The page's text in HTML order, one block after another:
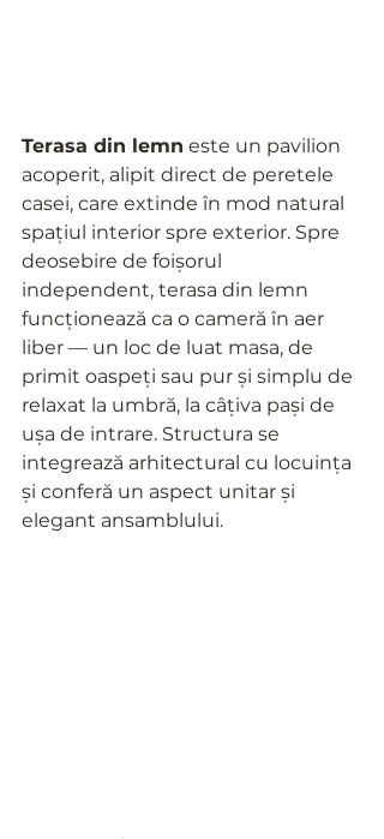
Terasa din lemn este un pavilion
acoperit, alipit direct de peretele
casei, care extinde în mod natural
spațiul interior spre exterior. Spre
deosebire de foișorul
independent, terasa din lemn
funcționează ca o cameră în aer
liber — un loc de luat masa, de
primit oaspeți sau pur și simplu de
relaxat la umbră, la câțiva pași de
ușa de intrare. Structura se
integrează arhitectural cu locuința
și conferă un aspect unitar și
elegant ansamblului.